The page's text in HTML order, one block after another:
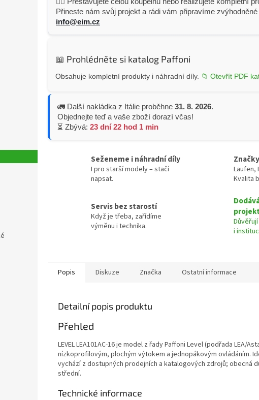
Přineste nám svůj projekt a rádi vám připravíme
info@eim.cz
📖 Prohlédněte si katalog Paffoni
Obsahuje kompletní produkty i náhradní díly. 📁 Otevřít PDF
🚛 Další nakládka z Itálie proběhne 31. 8. 2026.
Objednejte teď a vaše zboží dorazí včas!
⏳ Zbývá: 23 dní 22 hod 1 min
Seženeme i náhradní díly
I pro starší modely – stačí
napsat.
Laufen,
Kvalita
Servis bez starostí
Když je třeba, zařídíme
výměnu i technika.
i
Popis Diskuze Značka Ostatní informace
Detailní popis produktu
Přehled
LEVEL LEA101AC-16 je model z řady Paffoni Level (podřada LEA/
nízkoprofilovým, plochým výtokem a jednopákovým ovládáním.
vychází z dostupných prodejních a katalogových zdrojů; obecná
střední.
Technické informace